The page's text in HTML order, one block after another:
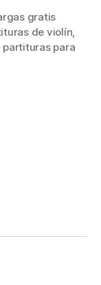
gratis
de violín
partituras para